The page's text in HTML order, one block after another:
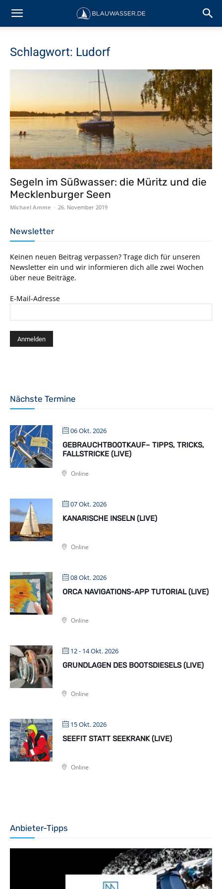
Schlagwort: Ludorf
Segeln im Süßwasser: die Müritz und die
Mecklenburger Seen
Michael Amme - 26. November 2019
Newsletter
Keinen neuen Beitrag verpassen? Trage dich für unseren
Newsletter ein und wir informieren dich alle zwei Wochen
über neue Beiträge.
E-Mail-Adresse
Nächste Termine
06 Okt. 2026
GEBRAUCHTBOOTKAUF– TIPPS, TRICKS,
FALLSTRICKE (LIVE)
Online
07 Okt. 2026
KANARISCHE INSELN (LIVE)
Online
08 Okt. 2026
ORCA NAVIGATIONS-APP TUTORIAL (LIVE)
Online
12 - 14 Okt. 2026
GRUNDLAGEN DES BOOTSDIESELS (LIVE)
Online
15 Okt. 2026
SEEFIT STATT SEEKRANK (LIVE)
Online
Anbieter-Tipps